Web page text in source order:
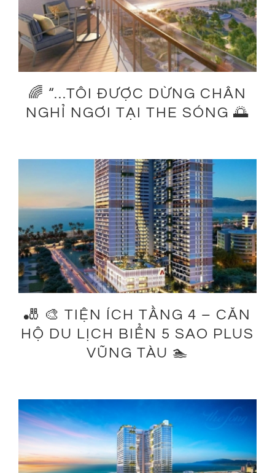
🌈 “…TÔI ĐƯỢC DỪNG CHÂN
NGHỈ NGƠI TẠI THE SÓNG 🌅
🎳 🎨 TIỆN ÍCH TẦNG 4 – CĂN
HỘ DU LỊCH BIỂN 5 SAO PLUS
VŨNG TÀU 🏊